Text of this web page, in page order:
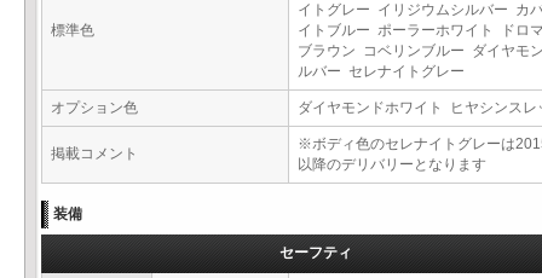
標準色
イトグレー イリジウムシルバー カ
イトブルー ポーラーホワイト ドロ
ブラウン コベリンブルー ダイヤモ
ルバー セレナイトグレー
オプション色 ダイヤモンドホワイト ヒヤシンス
掲載コメント
※ボディ色のセレナイトグレーは
以降のデリバリーとなります
装備
セーフティ